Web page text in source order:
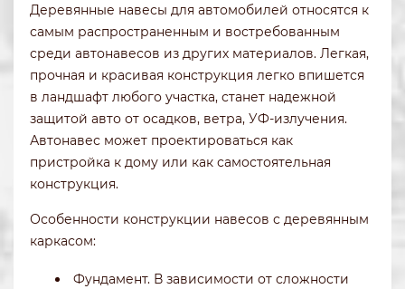
Деревянные навесы для автомобилей относятся к
самым распространенным и востребованным
среди автонавесов из других материалов. Легкая,
прочная и красивая конструкция легко впишется
в ландшафт любого участка, станет надежной
защитой авто от осадков, ветра, УФ-излучения.
Автонавес может проектироваться как
пристройка к дому или как самостоятельная
конструкция.
Особенности конструкции навесов с деревянным
каркасом:
Фундамент. В зависимости от сложности